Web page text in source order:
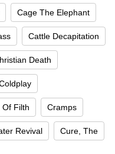
Cage The Elephant
Cattle Decapitation
Death
Of Filth Cramps
Revival Cure, The